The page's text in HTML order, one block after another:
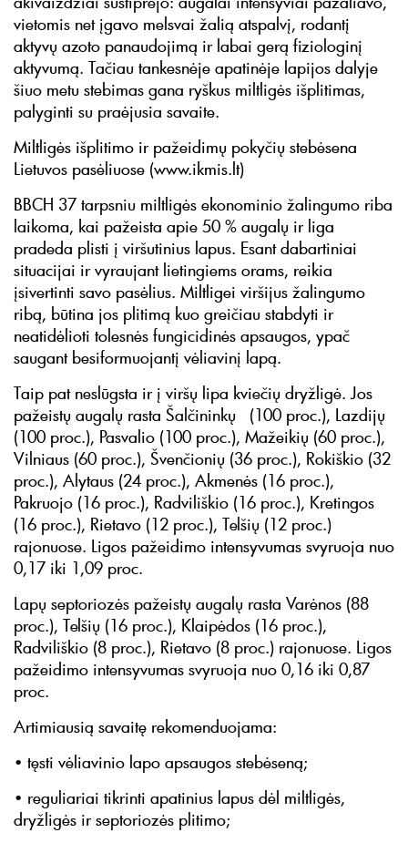
vietomis net įgavo melsvai žalią atspalvį, rodantį
aktyvų azoto panaudojimą ir labai gerą fiziologinį
aktyvumą. Tačiau tankesnėje apatinėje lapijos dalyje
šiuo metu stebimas gana ryškus miltligės išplitimas,
palyginti su praėjusia savaite.
Miltligės išplitimo ir pažeidimų pokyčių stebėsena
Lietuvos pasėliuose (www.ikmis.lt)
BBCH 37 tarpsniu miltligės ekonominio žalingumo riba
laikoma, kai pažeista apie 50 % augalų ir liga
pradeda plisti į viršutinius lapus. Esant dabartiniai
situacijai ir vyraujant lietingiems orams, reikia
įsivertinti savo pasėlius. Miltligei viršijus žalingumo
ribą, būtina jos plitimą kuo greičiau stabdyti ir
neatidėlioti tolesnės fungicidinės apsaugos, ypač
saugant besiformuojantį vėliavinį lapą.
Taip pat neslūgsta ir į viršų lipa kviečių dryžligė. Jos
pažeistų augalų rasta Šalčininkų (100 proc.), Lazdijų
(100 proc.), Pasvalio (100 proc.), Mažeikių (60 proc.),
Vilniaus (60 proc.), Švenčionių (36 proc.), Rokiškio (32
proc.), Alytaus (24 proc.), Akmenės (16 proc.),
Pakruojo (16 proc.), Radviliškio (16 proc.), Kretingos
(16 proc.), Rietavo (12 proc.), Telšių (12 proc.)
rajonuose. Ligos pažeidimo intensyvumas svyruoja nuo
0,17 iki 1,09 proc.
Lapų septoriozės pažeistų augalų rasta Varėnos (88
proc.), Telšių (16 proc.), Klaipėdos (16 proc.),
Radviliškio (8 proc.), Rietavo (8 proc.) rajonuose. Ligos
pažeidimo intensyvumas svyruoja nuo 0,16 iki 0,87
proc.
Artimiausią savaitę rekomenduojama:
• tęsti vėliavinio lapo apsaugos stebėseną;
• reguliariai tikrinti apatinius lapus dėl miltligės,
dryžligės ir septoriozės plitimo;